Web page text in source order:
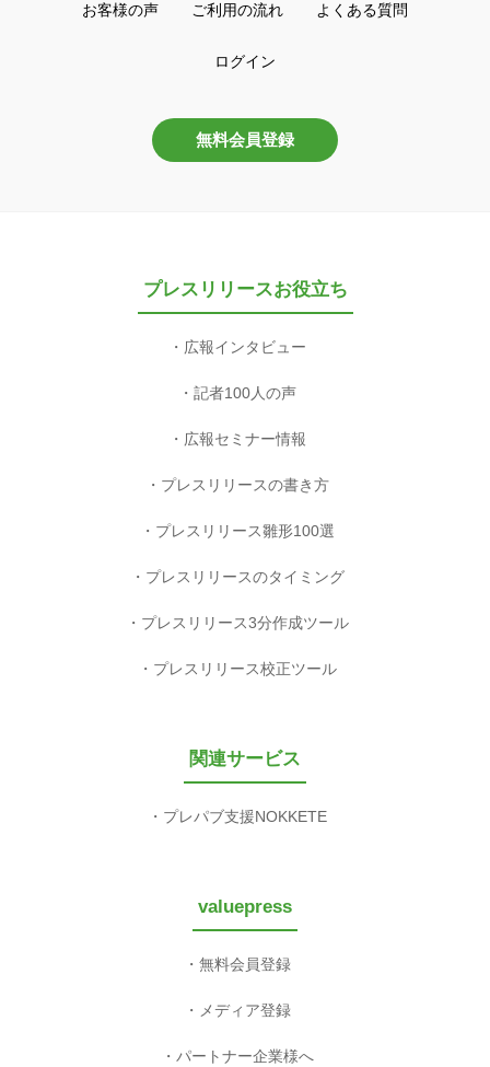
お客様の声 ご利用の流れ よくある質問
ログイン
無料会員登録
プレスリリースお役立ち
広報インタビュー
記者100人の声
広報セミナー情報
プレスリリースの書き方
プレスリリース雛形100選
プレスリリースのタイミング
プレスリリース3分作成ツール
プレスリリース校正ツール
関連サービス
プレパブ支援NOKKETE
valuepress
無料会員登録
メディア登録
パートナー企業様へ